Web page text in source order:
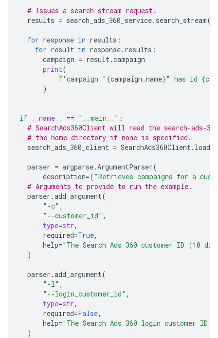
# Issues a search stream request.
results = search_ads_360_service. search_stream(
for response in results :
for result in response. results :
campaign = result.campaign
print(
f'campaign " {campaign .name}" has id {
)
if __name__ == "__main__" :
# SearchAds360Client will read the search-ads-
# the home directory if none is specified.
search_ads_360_client = SearchAds360Client.
parser = argparse.ArgumentParser(
description=( "Retrieves campaigns for a
# Arguments to provide to run the example.
parser .add_argument(
"-c" ,
"--customer_id" ,
type=str,
required=True,
help="The Search Ads 360 customer ID (10
)
parser .add_argument(
"-l" ,
"--login_customer_id" ,
type=str,
required=False,
help="The Search Ads 360 login customer
)